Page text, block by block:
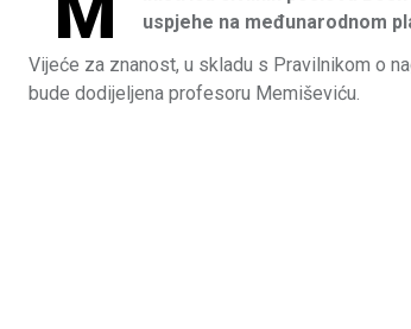
uspjehe na međunarodnom
Vijeće za znanost, u skladu s Pravilnikom o
bude dodijeljena profesoru Memiševiću.